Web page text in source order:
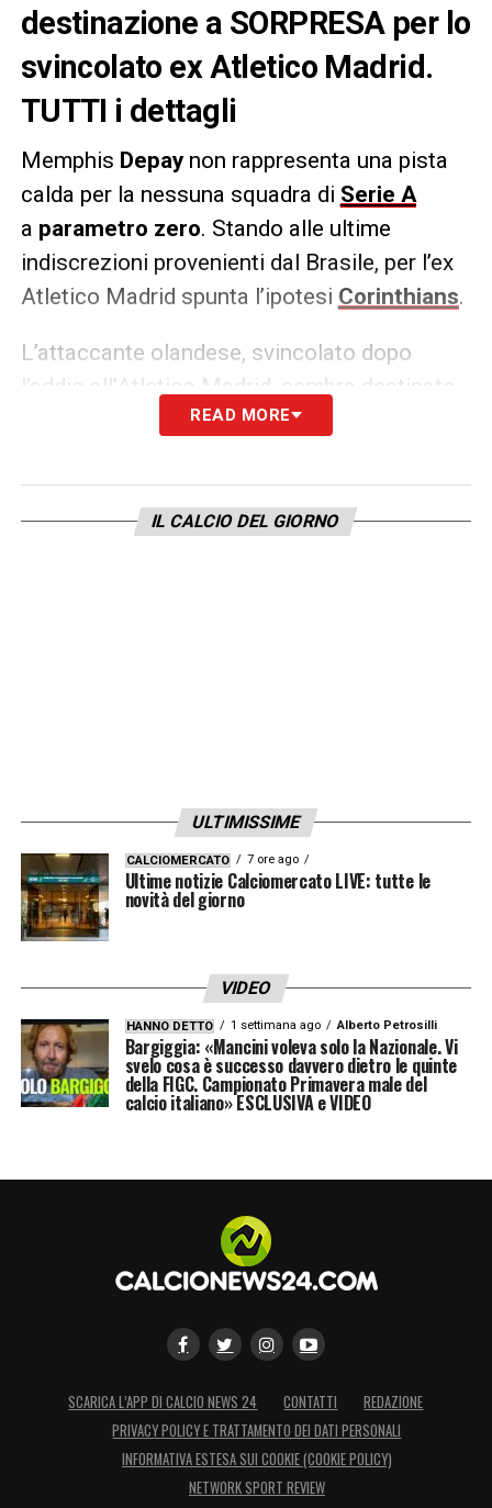
destinazione a SORPRESA per lo
svincolato ex Atletico Madrid.
TUTTI i dettagli
Memphis Depay non rappresenta una pista
calda per la nessuna squadra di Serie A
a parametro zero. Stando alle ultime
indiscrezioni provenienti dal Brasile, per l’ex
Atletico Madrid spunta l’ipotesi Corinthians.
L’attaccante olandese, svincolato dopo
l’addio all’Atletico Madrid, sembra destinato
a lasciare l’Europa per provare una nuova
campionato brasiliano. L’ipotesi che avrebbe
potuto portarlo alla Juve ad esempio, invece,
READ MORE
IL CALCIO DEL GIORNO
ULTIMISSIME
CALCIOMERCATO 7 ore ago
Ultime notizie Calciomercato LIVE: tutte le
novità del giorno
VIDEO
HANNO DETTO 1 settimana ago Alberto Petrosilli
Bargiggia: «Mancini voleva solo la Nazionale. Vi
svelo cosa è successo davvero dietro le quinte
della FIGC. Campionato Primavera male del
calcio italiano» ESCLUSIVA e VIDEO
SCARICA L’APP DI CALCIO NEWS 24 CONTATTI
REDAZIONE
PRIVACY POLICY E TRATTAMENTO DEI DATI PERSONALI
INFORMATIVA ESTESA SUI COOKIE (COOKIE POLICY)
NETWORK SPORT REVIEW